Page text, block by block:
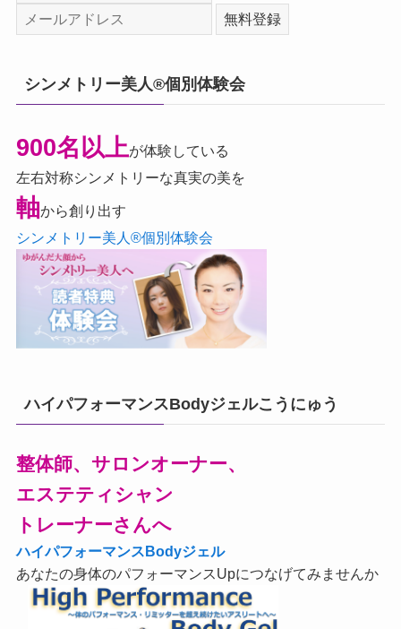
シンメトリー美人®個別体験会
900名以上が体験している
左右対称シンメトリーな真実の美を
軸から創り出す
シンメトリー美人®個別体験会
ハイパフォーマンスBodyジェルこうにゅう
整体師、サロンオーナー、
エステティシャン
トレーナーさんへ
ハイパフォーマンスBodyジェル
あなたの身体のパフォーマンスUpにつなげてみませんか